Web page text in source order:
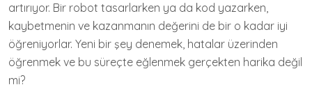
artırıyor. Bir robot tasarlarken ya da kod yazarken,
kaybetmenin ve kazanmanın değerini de bir o kadar iyi
öğreniyorlar. Yeni bir şey denemek, hatalar üzerinden
öğrenmek ve bu süreçte eğlenmek gerçekten harika değil
mi?